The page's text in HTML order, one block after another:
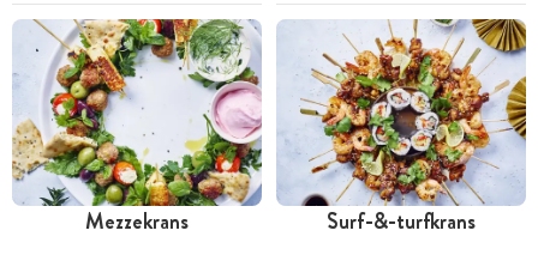
Mezzekrans Surf-&-turfkrans